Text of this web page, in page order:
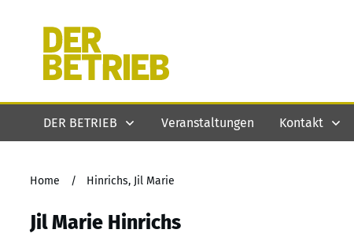
DER BETRIEB Veranstaltungen Kontakt
Home / Hinrichs, Jil Marie
Jil Marie Hinrichs